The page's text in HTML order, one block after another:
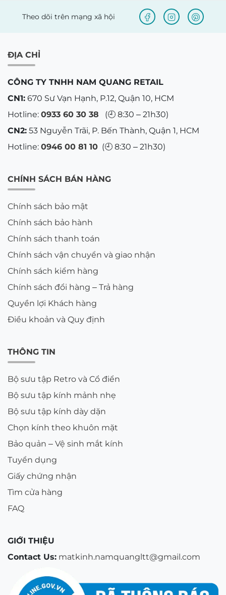
Theo dõi trên mạng xã hội
ĐỊA CHỈ
CÔNG TY TNHH NAM QUANG RETAIL
CN1: 670 Sư Vạn Hạnh, P.12, Quận 10, HCM
Hotline: 0933 60 30 38 (🕘 8:30 – 21h30)
CN2: 53 Nguyễn Trãi, P. Bến Thành, Quận 1, HCM
Hotline: 0946 00 81 10 (🕘 8:30 – 21h30)
CHÍNH SÁCH BÁN HÀNG
Chính sách bảo mật
Chính sách bảo hành
Chính sách thanh toán
Chính sách vận chuyển và giao nhận
Chính sách kiểm hàng
Chính sách đổi hàng – Trả hàng
Quyền lợi Khách hàng
Điều khoản và Quy định
THÔNG TIN
Bộ sưu tập Retro và Cổ điển
Bộ sưu tập kính mảnh nhẹ
Bộ sưu tập kính dày dặn
Chọn kính theo khuôn mặt
Bảo quản – Vệ sinh mắt kính
Tuyển dụng
Giấy chứng nhận
Tìm cửa hàng
FAQ
GIỚI THIỆU
Contact Us: matkinh.namquangltt@gmail.com